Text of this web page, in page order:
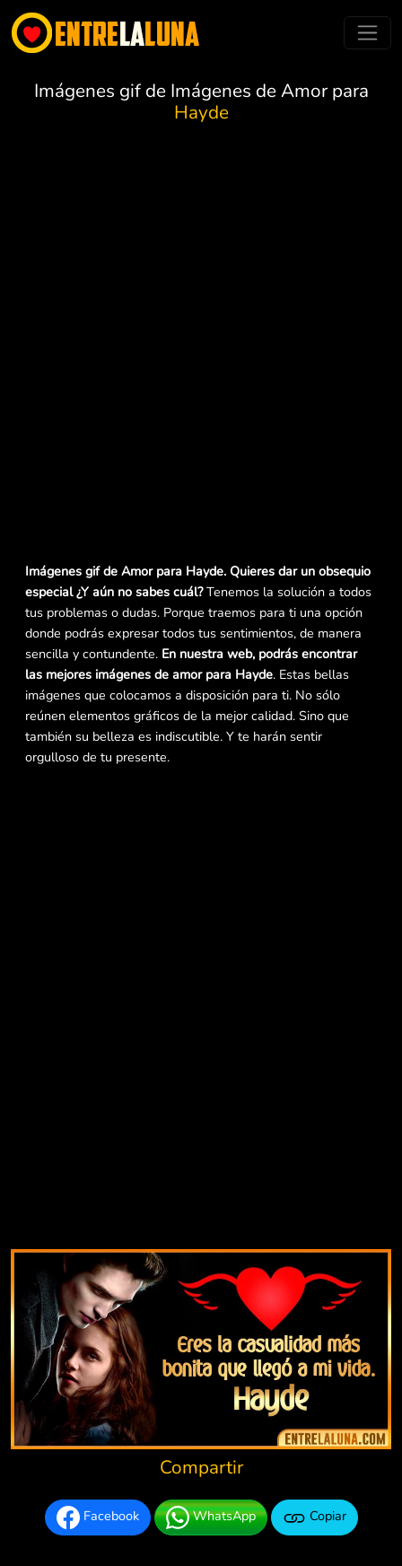
Imágenes gif de Imágenes de Amor para
Hayde
Imágenes gif de Amor para Hayde. Quieres dar un obsequio
especial ¿Y aún no sabes cuál?Tenemos la solución a todos
tus problemas o dudas. Porque traemos para ti una opción
donde podrás expresar todos tus sentimientos, de manera
sencilla y contundente. En nuestra web, podrás encontrar
las mejores imágenes de amor para Hayde. Estas bellas
imágenes que colocamos a disposición para ti. No sólo
reúnen elementos gráficos de la mejor calidad. Sino que
también su belleza es indiscutible. Y te harán sentir
orgulloso de tu presente.
Compartir
Facebook WhatsApp Copiar